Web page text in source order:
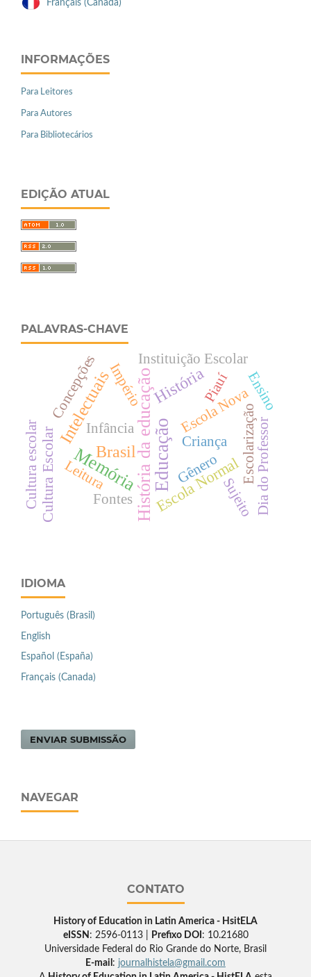
Français (Canada)
INFORMAÇÕES
Para Leitores
Para Autores
Para Bibliotecários
EDIÇÃO ATUAL
PALAVRAS-CHAVE
Educação
História da educação
Memória
Intelectuais História
Brasil
Cultura Escolar Escola Normal
Império
Gênero Escolarização
Cultura escolar Dia do Professor
Escola Nova
Leitura Sujeito
Fontes
Piauí Ensino
Instituição Escolar
Criança
Infância
Concepções
IDIOMA
Português (Brasil)
English
Español (España)
Français (Canada)
ENVIAR SUBMISSÃO
NAVEGAR
CONTATO
History of Education in Latin America - HsitELA
eISSN : 2596-0113 | Prefixo DOI : 10.21680
Universidade Federal do Rio Grande do Norte, Brasil
E-mail : journalhistela@gmail.com